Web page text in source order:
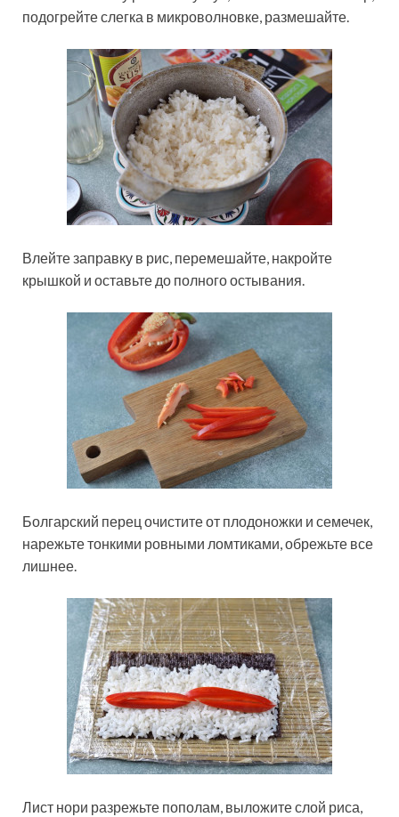
подогрейте слегка в микроволновке, размешайте.
Влейте заправку в рис, перемешайте, накройте
крышкой и оставьте до полного остывания.
Болгарский перец очистите от плодоножки и семечек,
нарежьте тонкими ровными ломтиками, обрежьте все
лишнее.
Лист нори разрежьте пополам, выложите слой риса,